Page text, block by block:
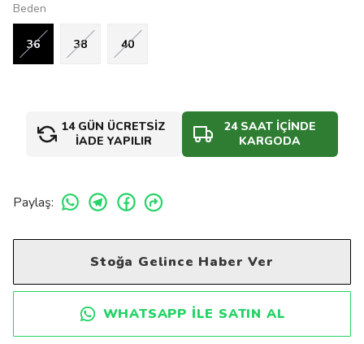
Beden
36 38 40
14 GÜN ÜCRETSİZ
İADE YAPILIR
24 SAAT İÇİNDE
KARGODA
Paylaş:
Stoğa Gelince Haber Ver
WHATSAPP ILE SATIN AL